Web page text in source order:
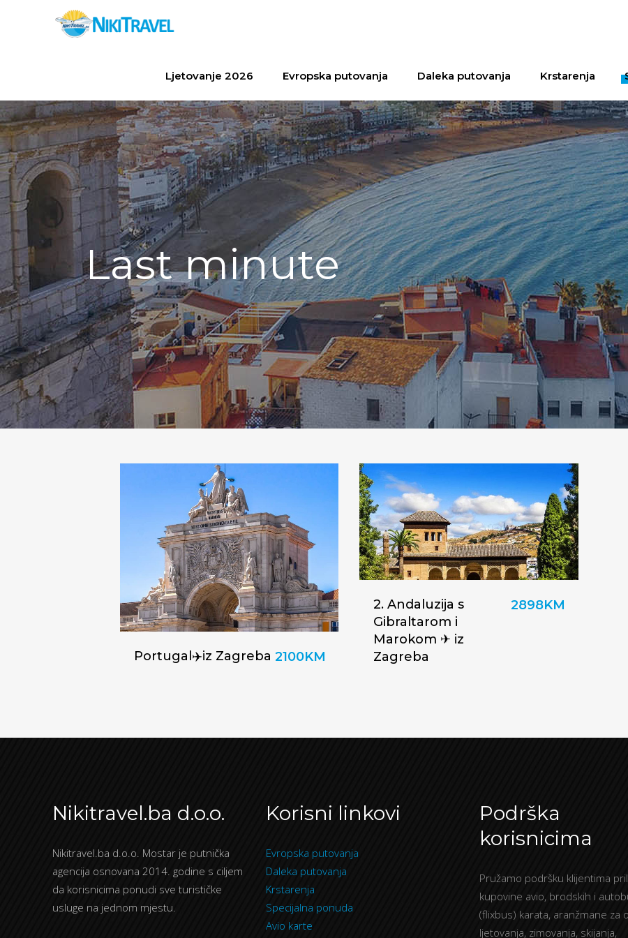
Ljetovanje 2026 Evropska putovanja Daleka putovanja Krstarenja
Last minute
Portugal✈️iz Zagreba 2100KM
2. Andaluzija s
Gibraltarom i
Marokom ✈ iz
Zagreba
2898KM
Nikitravel.ba d.o.o.
Nikitravel.ba d.o.o. Mostar je putnička
agencija osnovana 2014. godine s ciljem
da korisnicima ponudi sve turističke
usluge na jednom mjestu.
Korisni linkovi
Evropska putovanja
Daleka putovanja
Krstarenja
Specijalna ponuda
Avio karte
Podrška
korisnicima
Pružamo podršku klijentima
kupovine avio, brodskih i
(flixbus) karata, aranžmane za
ljetovanja, zimovanja, skijanja,